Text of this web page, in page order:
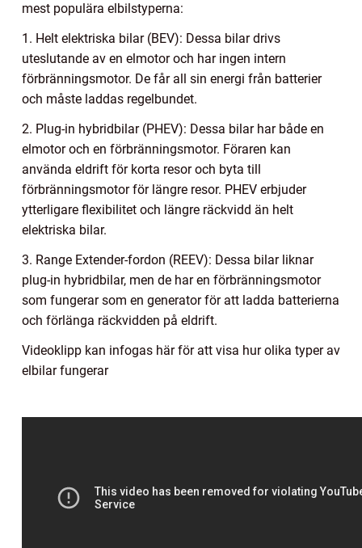
mest populära elbilstyperna:
1. Helt elektriska bilar (BEV): Dessa bilar drivs
uteslutande av en elmotor och har ingen intern
förbränningsmotor. De får all sin energi från batterier
och måste laddas regelbundet.
2. Plug-in hybridbilar (PHEV): Dessa bilar har både en
elmotor och en förbränningsmotor. Föraren kan
använda eldrift för korta resor och byta till
förbränningsmotor för längre resor. PHEV erbjuder
ytterligare flexibilitet och längre räckvidd än helt
elektriska bilar.
3. Range Extender-fordon (REEV): Dessa bilar liknar
plug-in hybridbilar, men de har en förbränningsmotor
som fungerar som en generator för att ladda batterierna
och förlänga räckvidden på eldrift.
Videoklipp kan infogas här för att visa hur olika typer av
elbilar fungerar